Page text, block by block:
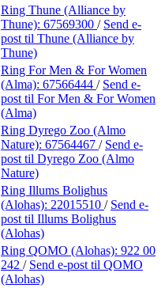
Ring Thune (Alliance by
Thune): 67569300 / Send e-
post til Thune (Alliance by
Thune)
Ring For Men & For Women
(Alma): 67566444 / Send e-
post til For Men & For Women
(Alma)
Ring Dyrego Zoo (Almo
Nature): 67564467 / Send e-
post til Dyrego Zoo (Almo
Nature)
Ring Illums Bolighus
(Alohas): 22015510 / Send e-
post til Illums Bolighus
(Alohas)
Ring QOMO (Alohas): 922 00
242 / Send e-post til QOMO
(Alohas)